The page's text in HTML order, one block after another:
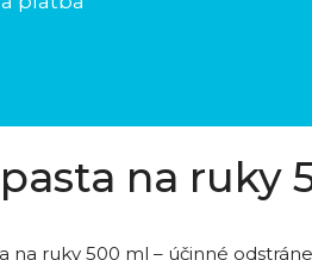
na ruky
na ruky 500 ml – účinné